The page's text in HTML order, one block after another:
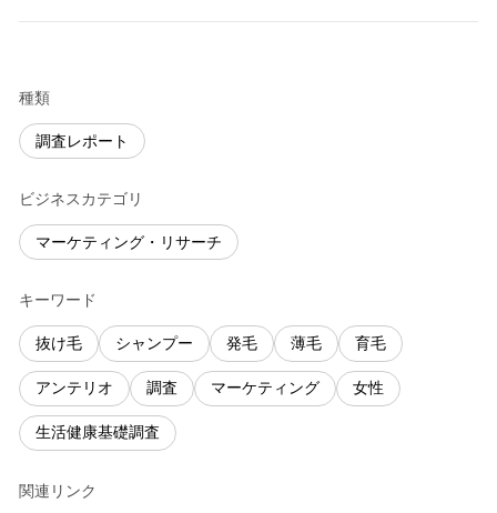
種類
調査レポート
ビジネスカテゴリ
マーケティング・リサーチ
キーワード
抜け毛 シャンプー 発毛 薄毛 育毛
アンテリオ 調査 マーケティング 女性
生活健康基礎調査
関連リンク